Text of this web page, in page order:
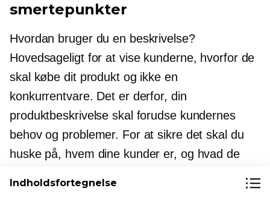
smertepunkter
Hvordan bruger du en beskrivelse?
Hovedsageligt for at vise kunderne, hvorfor de
skal købe dit produkt og ikke en
konkurrentvare. Det er derfor, din
produktbeskrivelse skal forudse kundernes
behov og problemer. For at sikre det skal du
huske på, hvem dine kunder er, og hvad de
Indholdsfortegnelse